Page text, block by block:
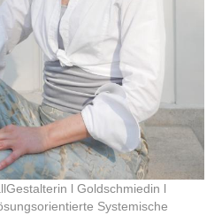
l Goldschmiedin l
Systemische